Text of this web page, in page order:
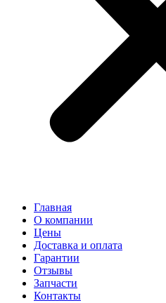
Главная
О компании
Цены
Доставка и оплата
Гарантии
Отзывы
Запчасти
Контакты